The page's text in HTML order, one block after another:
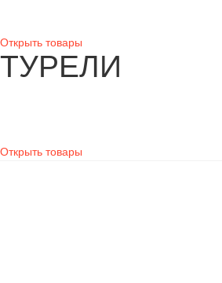
Открыть товары
ТУРЕЛИ
Открыть товары